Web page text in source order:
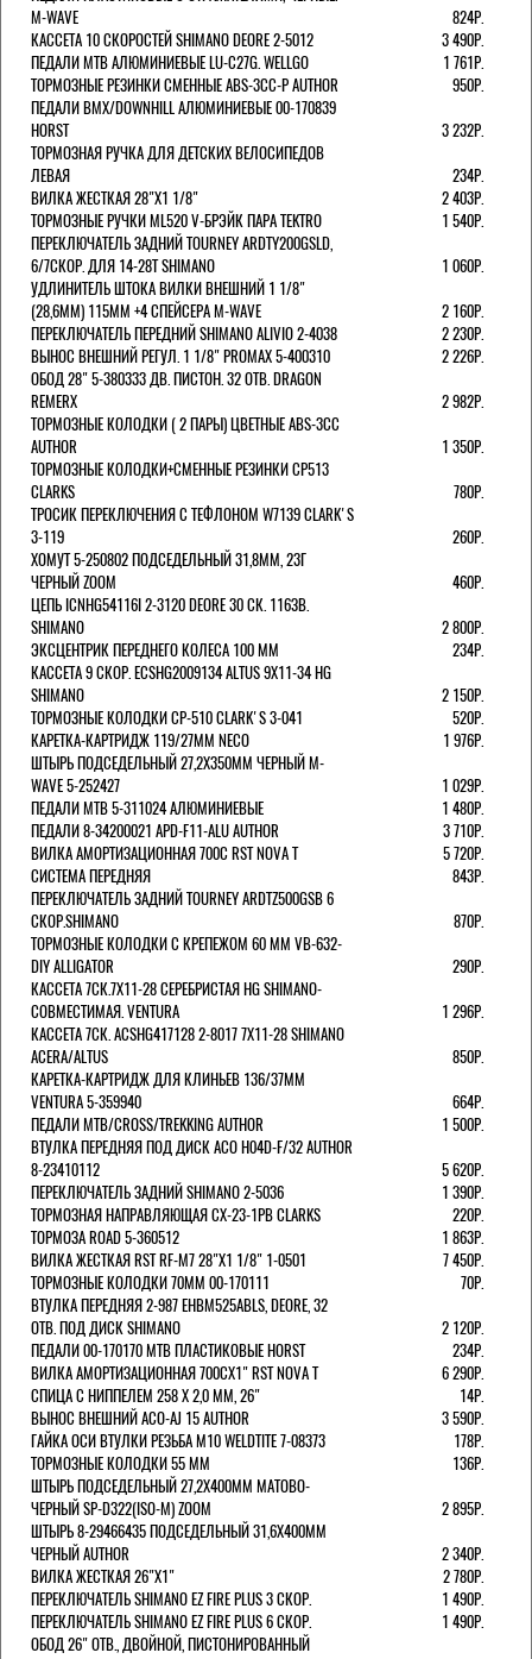
M-WAVE
824Р.
КАССЕТА 10 СКОРОСТЕЙ SHIMANO DEORE 2-5012
3 490Р.
ПЕДАЛИ MTB АЛЮМИНИЕВЫЕ LU-C27G. WELLGO
1 761Р.
ТОРМОЗНЫЕ РЕЗИНКИ СМЕННЫЕ ABS-3CC-P AUTHOR
950Р.
ПЕДАЛИ BMX/DOWNHILL АЛЮМИНИЕВЫЕ 00-170839
HORST
3 232Р.
ТОРМОЗНАЯ РУЧКА ДЛЯ ДЕТСКИХ ВЕЛОСИПЕДОВ
ЛЕВАЯ
234Р.
ВИЛКА ЖЕСТКАЯ 28"Х1 1/8"
2 403Р.
ТОРМОЗНЫЕ РУЧКИ ML520 V-БРЭЙК ПАРА TEKTRO
1 540Р.
ПЕРЕКЛЮЧАТЕЛЬ ЗАДНИЙ TOURNEY ARDTY200GSLD,
6/7СКОР. ДЛЯ 14-28T SHIMANO
1 060Р.
УДЛИНИТЕЛЬ ШТОКА ВИЛКИ ВНЕШНИЙ 1 1/8"
(28,6ММ) 115ММ +4 СПЕЙСЕРА M-WAVE
2 160Р.
ПЕРЕКЛЮЧАТЕЛЬ ПЕРЕДНИЙ SHIMANO ALIVIO 2-4038
2 230Р.
ВЫНОС ВНЕШНИЙ РЕГУЛ. 1 1/8" PROMAX 5-400310
2 226Р.
ОБОД 28" 5-380333 ДВ. ПИСТОН. 32 ОТВ. DRAGON
REMERX
2 982Р.
ТОРМОЗНЫЕ КОЛОДКИ ( 2 ПАРЫ) ЦВЕТНЫЕ ABS-3CC
AUTHOR
1 350Р.
ТОРМОЗНЫЕ КОЛОДКИ+СМЕННЫЕ РЕЗИНКИ CP513
CLARKS
780Р.
ТРОСИК ПЕРЕКЛЮЧЕНИЯ С ТЕФЛОНОМ W7139 СLARK'S
3-119
260Р.
ХОМУТ 5-250802 ПОДСЕДЕЛЬНЫЙ 31,8ММ, 23Г
ЧЕРНЫЙ ZOOM
460Р.
ЦЕПЬ ICNHG54116I 2-3120 DEORE 30 СК. 116ЗВ.
SHIMANO
2 800Р.
ЭКСЦЕНТРИК ПЕРЕДНЕГО КОЛЕСА 100 ММ
234Р.
КАССЕТА 9 СКОР. ECSHG2009134 ALTUS 9Х11-34 HG
SHIMANO
2 150Р.
ТОРМОЗНЫЕ КОЛОДКИ CP-510 CLARK'S 3-041
520Р.
КАРЕТКА-КАРТРИДЖ 119/27ММ NECO
1 976Р.
ШТЫРЬ ПОДСЕДЕЛЬНЫЙ 27,2Х350ММ ЧЕРНЫЙ M-
WAVE 5-252427
1 029Р.
ПЕДАЛИ MTB 5-311024 АЛЮМИНИЕВЫЕ
1 480Р.
ПЕДАЛИ 8-34200021 APD-F11-ALU AUTHOR
3 710Р.
ВИЛКА АМОРТИЗАЦИОННАЯ 700С RST NOVA T
5 720Р.
СИСТЕМА ПЕРЕДНЯЯ
843Р.
ПЕРЕКЛЮЧАТЕЛЬ ЗАДНИЙ TOURNEY ARDTZ500GSB 6
СКОР.SHIMANO
870Р.
ТОРМОЗНЫЕ КОЛОДКИ С КРЕПЕЖОМ 60 ММ VB-632-
DIY ALLIGATOR
290Р.
КАССЕТА 7СК.7Х11-28 СЕРЕБРИСТАЯ HG SHIMANO-
СОВМЕСТИМАЯ. VENTURA
1 296Р.
КАССЕТА 7СК. ACSHG417128 2-8017 7Х11-28 SHIMANO
ACERA/ALTUS
850Р.
КАРЕТКА-КАРТРИДЖ ДЛЯ КЛИНЬЕВ 136/37ММ
VENTURA 5-359940
664Р.
ПЕДАЛИ MTB/CROSS/TREKKING AUTHOR
1 500Р.
ВТУЛКА ПЕРЕДНЯЯ ПОД ДИСК ACO H04D-F/32 AUTHOR
8-23410112
5 620Р.
ПЕРЕКЛЮЧАТЕЛЬ ЗАДНИЙ SHIMANO 2-5036
1 390Р.
ТОРМОЗНАЯ НАПРАВЛЯЮЩАЯ CX-23-1PB CLARKS
220Р.
ТОРМОЗА ROAD 5-360512
1 863Р.
ВИЛКА ЖЕСТКАЯ RST RF-M7 28"Х1 1/8" 1-0501
7 450Р.
ТОРМОЗНЫЕ КОЛОДКИ 70ММ 00-170111
70Р.
ВТУЛКА ПЕРЕДНЯЯ 2-987 EHBM525ABLS, DEORE, 32
ОТВ. ПОД ДИСК SHIMANO
2 120Р.
ПЕДАЛИ 00-170170 МТВ ПЛАСТИКОВЫЕ HORST
234Р.
ВИЛКА АМОРТИЗАЦИОННАЯ 700СХ1" RST NOVA T
6 290Р.
СПИЦА С НИППЕЛЕМ 258 Х 2,0 ММ, 26"
14Р.
ВЫНОС ВНЕШНИЙ ACO-AJ 15 AUTHOR
3 590Р.
ГАЙКА ОСИ ВТУЛКИ РЕЗЬБА М10 WELDTITE 7-08373
178Р.
ТОРМОЗНЫЕ КОЛОДКИ 55 ММ
136Р.
ШТЫРЬ ПОДСЕДЕЛЬНЫЙ 27,2Х400ММ МАТОВО-
ЧЕРНЫЙ SP-D322(ISO-M) ZOOM
2 895Р.
ШТЫРЬ 8-29466435 ПОДСЕДЕЛЬНЫЙ 31,6X400ММ
ЧЕРНЫЙ AUTHOR
2 340Р.
ВИЛКА ЖЕСТКАЯ 26"Х1"
2 780Р.
ПЕРЕКЛЮЧАТЕЛЬ SHIMANO EZ FIRE PLUS 3 СКОР.
1 490Р.
ПЕРЕКЛЮЧАТЕЛЬ SHIMANO EZ FIRE PLUS 6 СКОР.
1 490Р.
ОБОД 26" ОТВ., ДВОЙНОЙ, ПИСТОНИРОВАННЫЙ